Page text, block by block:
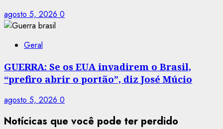
agosto 5, 2026 0
Geral
GUERRA: Se os EUA invadirem o Brasil,
“prefiro abrir o portão”, diz José Múcio
agosto 5, 2026 0
Notícicas que você pode ter perdido